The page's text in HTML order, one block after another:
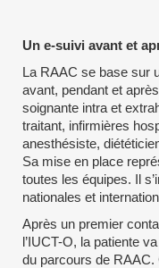
Un e-suivi avant et
La RAAC se base sur
avant, pendant et
soignante intra et
traitant, infirmières
anesthésiste,
Sa mise en place
toutes les équipes. Il
nationales et
Après un premier
l’IUCT-O, la patiente
du parcours de RAAC.